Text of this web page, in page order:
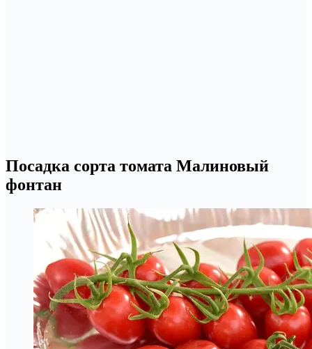
Посадка сорта томата Малиновый
фонтан